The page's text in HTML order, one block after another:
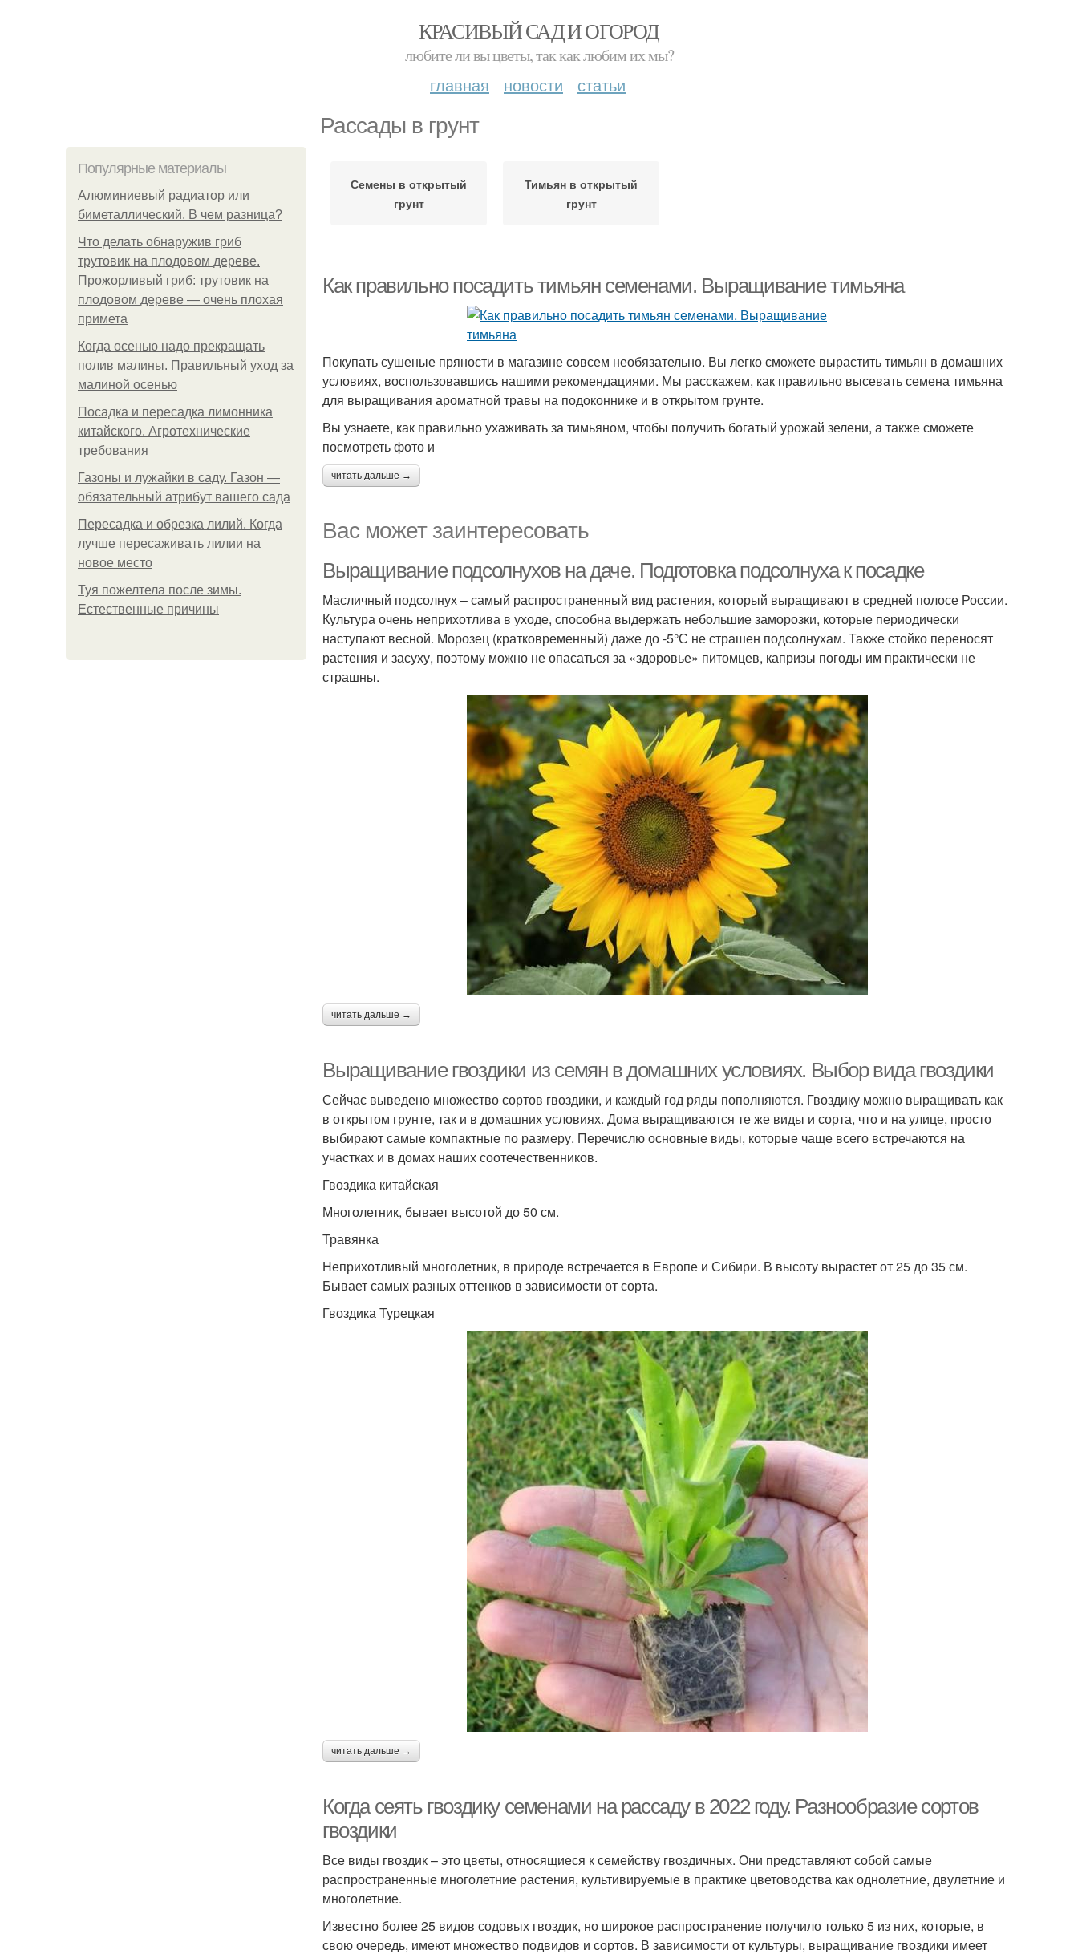
КРАСИВЫЙ САД И ОГОРОД
любите ли вы цветы, так как любим их мы?
главная новости статьи
Рассады в грунт
Популярные материалы
Алюминиевый радиатор или
биметаллический. В чем разница?
Что делать обнаружив гриб
трутовик на плодовом дереве.
Прожорливый гриб: трутовик на
плодовом дереве — очень плохая
примета
Когда осенью надо прекращать
полив малины. Правильный уход за
малиной осенью
Посадка и пересадка лимонника
китайского. Агротехнические
требования
Газоны и лужайки в саду. Газон —
обязательный атрибут вашего сада
Пересадка и обрезка лилий. Когда
лучше пересаживать лилии на
новое место
Туя пожелтела после зимы.
Естественные причины
Семены в открытый
грунт
Тимьян в открытый
грунт
Как правильно посадить тимьян семенами. Выращивание тимьяна
Покупать сушеные пряности в магазине совсем необязательно. Вы легко сможете вырастить тимьян в домашних
условиях, воспользовавшись нашими рекомендациями. Мы расскажем, как правильно высевать семена тимьяна
для выращивания ароматной травы на подоконнике и в открытом грунте.
Вы узнаете, как правильно ухаживать за тимьяном, чтобы получить богатый урожай зелени, а также сможете
посмотреть фото и
читать дальше →
Вас может заинтересовать
Выращивание подсолнухов на даче. Подготовка подсолнуха к посадке
Масличный подсолнух – самый распространенный вид растения, который выращивают в средней полосе России.
Культура очень неприхотлива в уходе, способна выдержать небольшие заморозки, которые периодически
наступают весной. Морозец (кратковременный) даже до -5°С не страшен подсолнухам. Также стойко переносят
растения и засуху, поэтому можно не опасаться за «здоровье» питомцев, капризы погоды им практически не
страшны.
читать дальше →
Выращивание гвоздики из семян в домашних условиях. Выбор вида гвоздики
Сейчас выведено множество сортов гвоздики, и каждый год ряды пополняются. Гвоздику можно выращивать как
в открытом грунте, так и в домашних условиях. Дома выращиваются те же виды и сорта, что и на улице, просто
выбирают самые компактные по размеру. Перечислю основные виды, которые чаще всего встречаются на
участках и в домах наших соотечественников.
Гвоздика китайская
Многолетник, бывает высотой до 50 см.
Травянка
Неприхотливый многолетник, в природе встречается в Европе и Сибири. В высоту вырастет от 25 до 35 см.
Бывает самых разных оттенков в зависимости от сорта.
Гвоздика Турецкая
читать дальше →
Когда сеять гвоздику семенами на рассаду в 2022 году. Разнообразие сортов
гвоздики
Все виды гвоздик – это цветы, относящиеся к семейству гвоздичных. Они представляют собой самые
распространенные многолетние растения, культивируемые в практике цветоводства как однолетние, двулетние и
многолетние.
Известно более 25 видов содовых гвоздик, но широкое распространение получило только 5 из них, которые, в
свою очередь, имеют множество подвидов и сортов. В зависимости от культуры, выращивание гвоздики имеет